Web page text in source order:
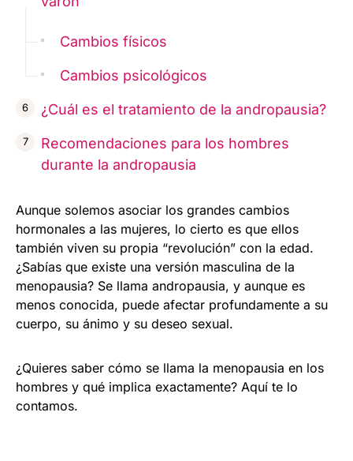
Cambios físicos
Cambios psicológicos
¿Cuál es el tratamiento de la andropausia?
Recomendaciones para los hombres
durante la andropausia
Aunque solemos asociar los grandes cambios
hormonales a las mujeres, lo cierto es que ellos
también viven su propia “revolución” con la edad.
¿Sabías que existe una versión masculina de la
menopausia? Se llama andropausia, y aunque es
menos conocida, puede afectar profundamente a su
cuerpo, su ánimo y su deseo sexual.
¿Quieres saber cómo se llama la menopausia en los
hombres y qué implica exactamente? Aquí te lo
contamos.